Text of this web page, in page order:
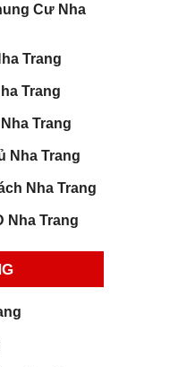
Cư Nha
Trang
Trang
Trang
Nha Trang
Nha Trang
Nha Trang